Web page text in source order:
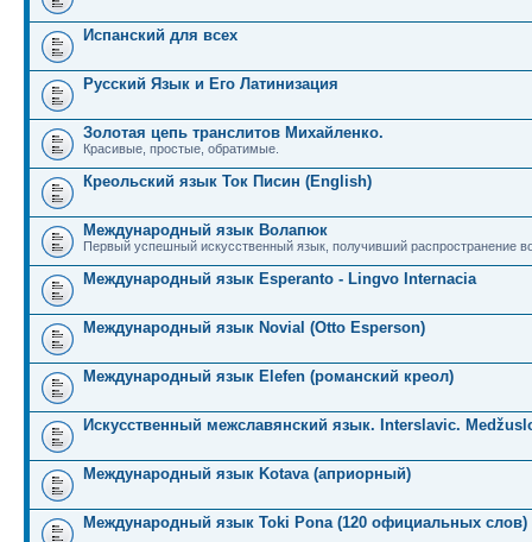
Испанский для всех
Русский Язык и Его Латинизация
Золотая цепь транслитов Михайленко.
Красивые, простые, обратимые.
Креольский язык Ток Писин (English)
Международный язык Волапюк
Первый успешный искусственный язык, получивший распространение
Международный язык Esperanto - Lingvo Internacia
Международный язык Novial (Otto Esperson)
Международный язык Elefen (романский креол)
Искусственный межславянский язык. Interslavic.
Международный язык Kotava (априорный)
Международный язык Toki Pona (120 официальных слов)